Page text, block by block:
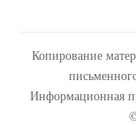
Копирование
Информационная